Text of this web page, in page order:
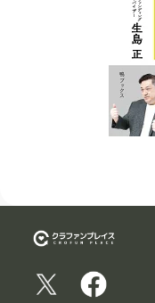
告知、拡散す
クラファンプ
クラファンプ